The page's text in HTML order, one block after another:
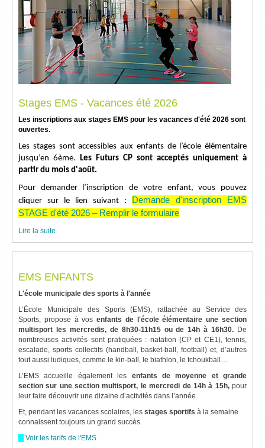
Stages EMS - Vacances été 2026
Les inscriptions aux stages EMS pour les vacances d'été 2026 sont
ouvertes.
Les stages sont accessibles aux enfants de l’école élémentaire
jusqu’en 6ème.
Les Futurs CP sont acceptés uniquement à
partir du mois d'août.
Pour demander l’inscription de votre enfant, vous pouvez
cliquer sur le lien suivant :
Demande d'inscription EMS
STAGE d'été 2026 – Remplir le formulaire
Lire la suite
EMS ENFANTS
L'école municipale des sports à l'année
L’École Municipale des Sports (EMS), rattachée au Service des
Sports, ­propose à vosenfants del'école élémentaire une section
multisport
les mercredis, de8h30-11h15 ou de 14h à 16h30. De
nombreuses activités sont pratiquées : natation (CP et CE1), tennis,
escalade, sports collectifs (handball, basket-ball, football) et, d’autres
tout aussi ludiques, comme le kin-ball, le biathlon, le tchoukball…
L’EMS accueille également les
enfants de moyenne et grande
sectionsur une section multisport, le mercredi de 14h à 15h,pour
leur faire découvrir une dizaine d’activités dans l’année.
Et, pendant les ­vacances scolaires, les stages sportifs à la ­semaine
connaissent toujours un grand succès.
Voir les tarifs de l'EMS